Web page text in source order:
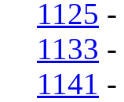
1125 -
1133 -
1141 -